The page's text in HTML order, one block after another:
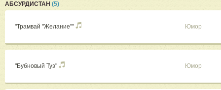
АБСУРДИСТАН (5)
"Трамвай "Желание"" Юмор
"Бубновый Туз" Юмор